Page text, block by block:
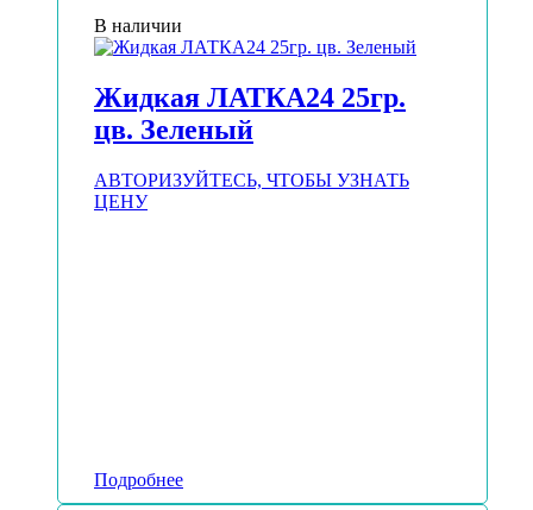
В наличии
Жидкая ЛАТКА24 25гр.
цв. Зеленый
АВТОРИЗУЙТЕСЬ, ЧТОБЫ УЗНАТЬ
ЦЕНУ
Подробнее